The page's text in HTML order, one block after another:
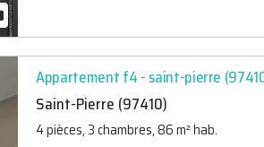
Appartement f4 - saint-pierre
Saint-Pierre (97410)
4 pièces, 3 chambres, 86 m² hab.